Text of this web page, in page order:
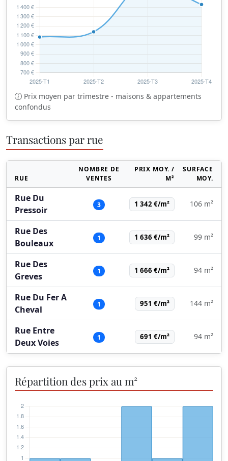
Prix moyen par trimestre - maisons & appartements
confondus
Transactions par rue
RUE
NOMBRE DE
VENTES
PRIX MOY. /
M²
SURFACE
MOY.
Rue Du
Pressoir
3 1 342 €/m² 106 m²
Rue Des
Bouleaux
1 1 636 €/m² 99 m²
Rue Des
Greves
1 1 666 €/m² 94 m²
Rue Du Fer A
Cheval
1 951 €/m² 144 m²
Rue Entre
Deux Voies
1 691 €/m² 94 m²
Répartition des prix au m²